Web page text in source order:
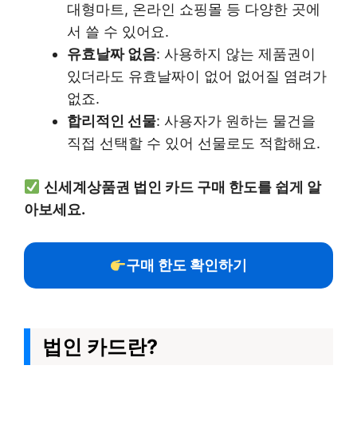
대형마트, 온라인 쇼핑몰 등 다양한 곳에
서 쓸 수 있어요.
유효날짜 없음: 사용하지 않는 제품권이
있더라도 유효날짜이 없어 없어질 염려가
없죠.
합리적인 선물: 사용자가 원하는 물건을
직접 선택할 수 있어 선물로도 적합해요.
신세계상품권 법인 카드 구매 한도를 쉽게 알
아보세요.
구매 한도 확인하기
법인 카드란?